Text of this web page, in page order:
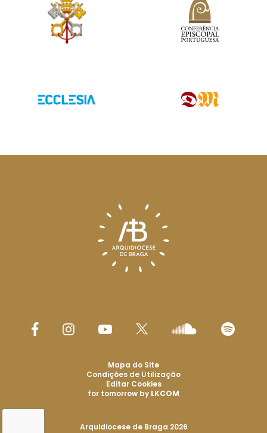
Arquidiocese de Braga 2026
Mapa do Site
Condições de Utilização
Editar Cookies
for tomorrow by LKCOM